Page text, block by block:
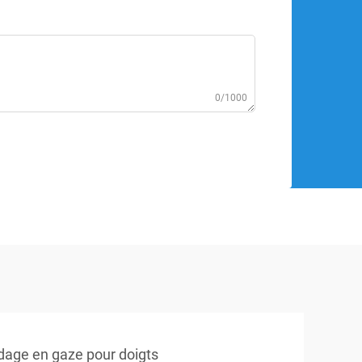
0/1000
en gaze pour doigts